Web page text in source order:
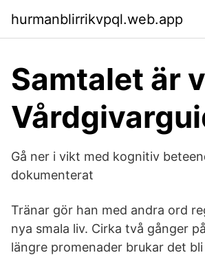
hurmanblirrikvpql.web.app
Samtalet är
Gå ner i vikt med kognitiv
dokumenterat
Tränar gör han med andra ord
nya smala liv. Cirka två gånger
längre promenader brukar det